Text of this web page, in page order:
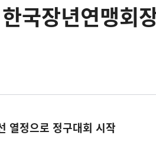
국장년연맹회
열정으로 정구대회 시작